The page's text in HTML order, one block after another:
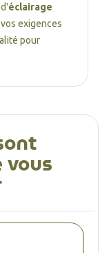
éclairage
exigences
pour
vous